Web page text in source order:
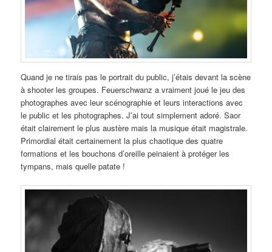
Quand je ne tirais pas le portrait du public, j’étais devant la scène
à shooter les groupes. Feuerschwanz a vraiment joué le jeu des
photographes avec leur scénographie et leurs interactions avec
le public et les photographes. J’ai tout simplement adoré. Saor
était clairement le plus austère mais la musique était magistrale.
Primordial était certainement la plus chaotique des quatre
formations et les bouchons d’oreille peinaient à protéger les
tympans, mais quelle patate !